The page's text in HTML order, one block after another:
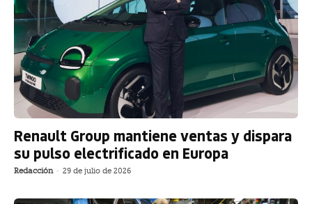
Renault Group mantiene ventas y dispara
su pulso electrificado en Europa
Redacción - 29 de julio de 2026